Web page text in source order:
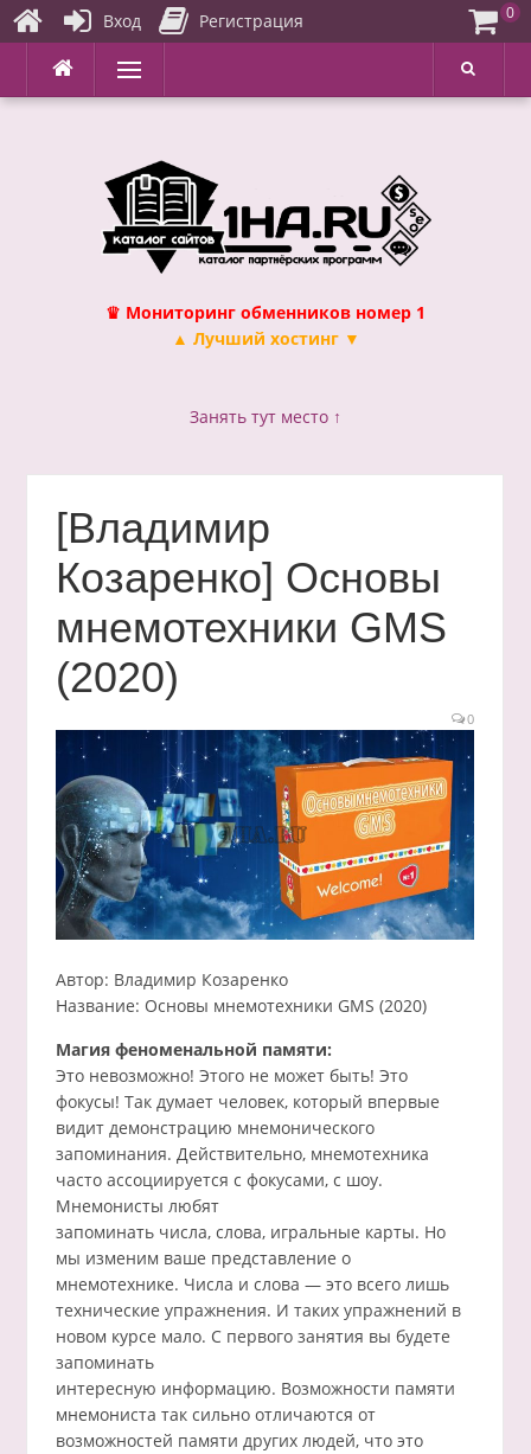
Перейти
содержимому
Меню
♛ Мониторинг обменников номер 1
▲ Лучший хостинг ▼
Занять тут место ↑
[Владимир
Козаренко] Основы
мнемотехники GMS
(2020)
0
Автор: Владимир Козаренко
Название: Основы мнемотехники GMS (2020)
Магия феноменальной памяти:
Это невозможно! Этого не может быть! Это
фокусы! Так думает человек, который впервые
видит демонстрацию мнемонического
запоминания. Действительно, мнемотехника
часто ассоциируется с фокусами, с шоу.
Мнемонисты любят
запоминать числа, слова, игральные карты. Но
мы изменим ваше представление о
мнемотехнике. Числа и слова — это всего лишь
технические упражнения. И таких упражнений в
новом курсе мало. С первого занятия вы будете
запоминать
интересную информацию. Возможности памяти
мнемониста так сильно отличаются от
возможностей памяти других людей, что это
Вход Регистрация 0